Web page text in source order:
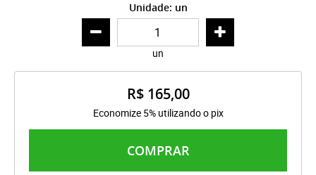
Unidade: un
un
R$ 165,00
Economize 5% utilizando o pix
COMPRAR